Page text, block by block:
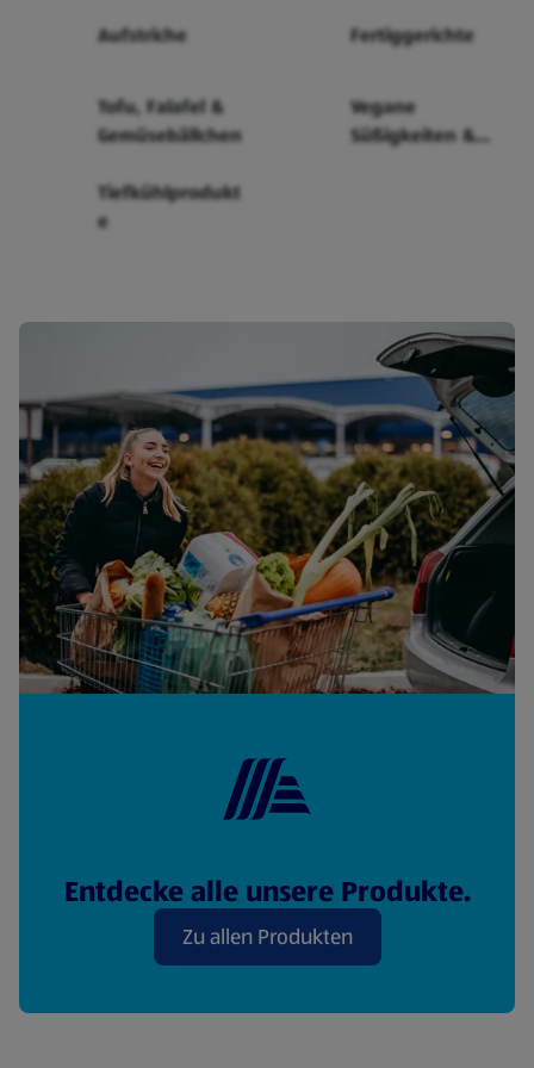
Aufstriche
Fertiggerichte
Tofu, Falafel &
Gemüsebällchen
Vegane
Süßigkeiten &
Tiefkühlprodukt
e
Entdecke alle unsere Produkte.
Zu allen Produkten